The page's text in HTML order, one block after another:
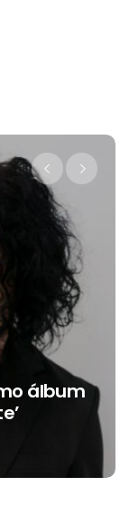
álbum